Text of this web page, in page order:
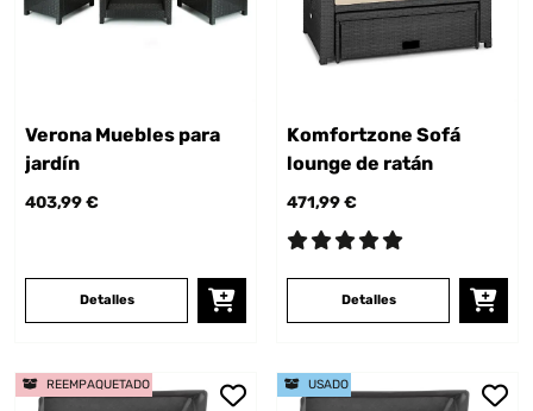
Verona Muebles para
jardín
403,99 €
Detalles
Komfortzone Sofá
lounge de ratán
471,99 €
Detalles
REEMPAQUETADO USADO